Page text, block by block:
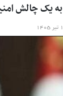
به یک چالش